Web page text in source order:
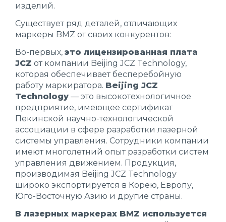
изделий.
Существует ряд деталей, отличающих
маркеры BMZ от своих конкурентов:
Во-первых, это лицензированная плата
JCZ от компании Beijing JCZ Technology,
которая обеспечивает бесперебойную
работу маркиратора. Beijing JCZ
Technology — это высокотехнологичное
предприятие, имеющее сертификат
Пекинской научно-технологической
ассоциации в сфере разработки лазерной
системы управления. Сотрудники компании
имеют многолетний опыт разработки систем
управления движением. Продукция,
производимая Beijing JCZ Technology
широко экспортируется в Корею, Европу,
Юго-Восточную Азию и другие страны.
В лазерных маркерах BMZ используется